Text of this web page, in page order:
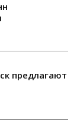
предлагают